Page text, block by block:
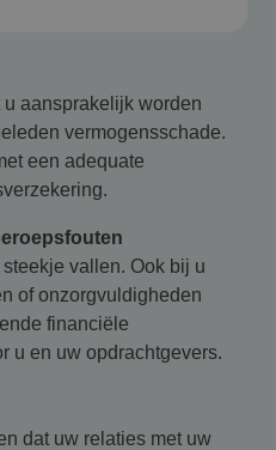
aansprakelijk worden
vermogensschade.
een adequate
vallen. Ook bij u
of onzorgvuldigheden
financiële
u en uw opdrachtgevers.
dat uw relaties met uw